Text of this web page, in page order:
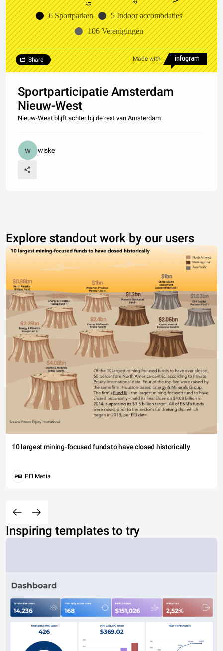
6 Sportparken
5 Indoor accomodaties
106 Verenigingen
Made with
Share
Sportparticipatie Amsterdam
Nieuw-West
Nieuw-West blijft achter bij de rest van Amsterdam
wiske
Explore standout work by our users
10 largest mining-focused funds to have closed historically
PEI Media
Inspiring templates to try